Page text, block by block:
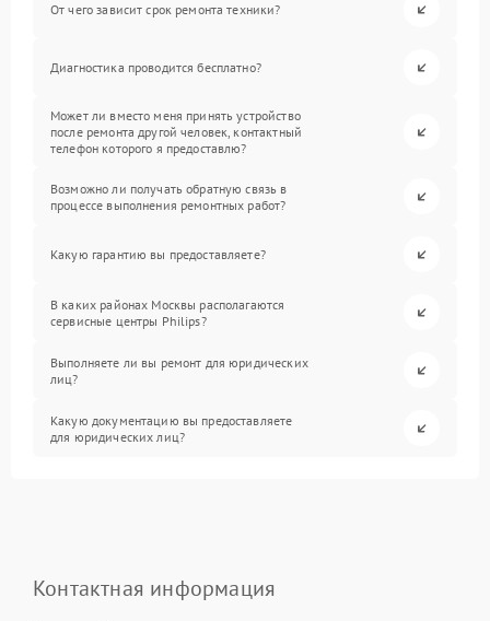
От чего зависит срок ремонта техники?
Диагностика проводится бесплатно?
Может ли вместо меня принять устройство
после ремонта другой человек, контактный
телефон которого я предоставлю?
Возможно ли получать обратную связь в
процессе выполнения ремонтных работ?
Какую гарантию вы предоставляете?
В каких районах Москвы располагаются
сервисные центры Philips?
Выполняете ли вы ремонт для юридических
лиц?
Какую документацию вы предоставляете
для юридических лиц?
Контактная информация